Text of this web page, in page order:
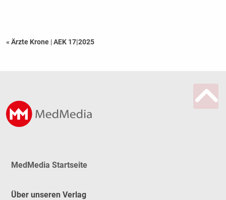
« Ärzte Krone |AEK 17|2025
MedMedia Startseite
Über unseren Verlag